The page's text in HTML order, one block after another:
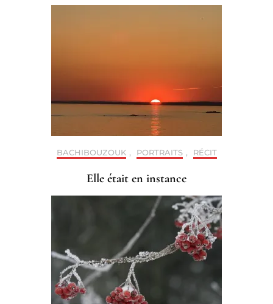
BACHIBOUZOUK , PORTRAITS , RÉCIT
Elle était en instance